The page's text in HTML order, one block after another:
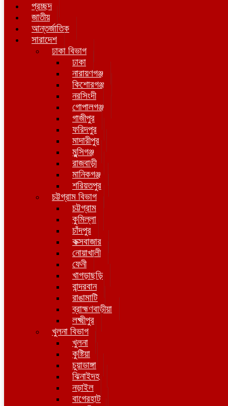
প্রচ্ছদ
জাতীয়
আন্তর্জাতিক
সারাদেশ
ঢাকা বিভাগ
ঢাকা
নারায়ণগঞ্জ
কিশোরগঞ্জ
নরসিংদী
গোপালগঞ্জ
গাজীপুর
ফরিদপুর
মাদারীপুর
মুন্সিগঞ্জ
রাজবাড়ী
মানিকগঞ্জ
শরিয়তপুর
চট্টগ্রাম বিভাগ
চট্টগ্রাম
কুমিল্লা
চাঁদপুর
কক্সবাজার
নোয়াখালী
ফেনী
খাগড়াছড়ি
বান্দরবান
রাঙামাটি
ব্রাহ্মণবাড়ীয়া
লক্ষ্মীপুর
খুলনা বিভাগ
খুলনা
কুষ্টিয়া
চুয়াডাঙ্গা
ঝিনাইদহ
নড়াইল
বাগেরহাট